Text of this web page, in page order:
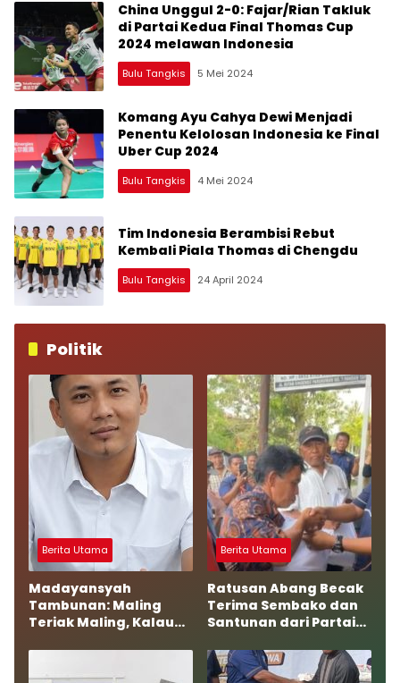
China Unggul 2-0: Fajar/Rian Takluk
di Partai Kedua Final Thomas Cup
2024 melawan Indonesia
Bulu Tangkis 5 Mei 2024
Komang Ayu Cahya Dewi Menjadi
Penentu Kelolosan Indonesia ke Final
Uber Cup 2024
Bulu Tangkis 4 Mei 2024
Tim Indonesia Berambisi Rebut
Kembali Piala Thomas di Chengdu
Bulu Tangkis 24 April 2024
Politik
Berita Utama
Madayansyah
Tambunan: Maling
Teriak Maling, Kalau
Mengapa Harus
Takut?
Berita Utama
Ratusan Abang Becak
Terima Sembako dan
Santunan dari Partai